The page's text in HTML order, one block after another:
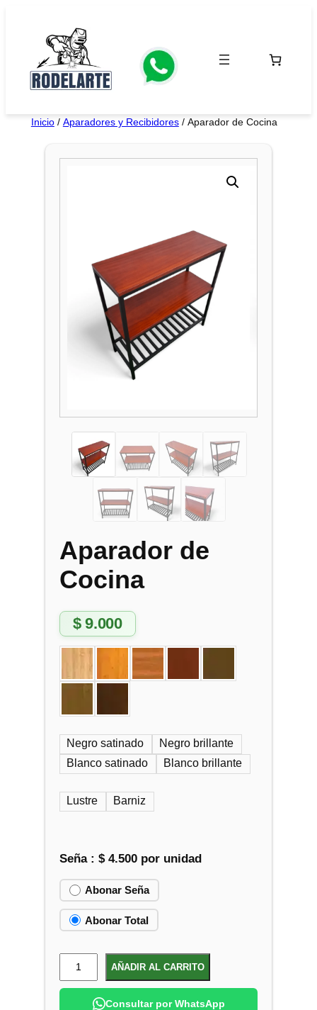
contenido
Inicio/ Aparadores y Recibidores/ Aparador de Cocina
Aparador de
Cocina
$9.000
Negro satinado
Negro brillante
Blanco satinado
Blanco brillante
Lustre Barniz
Seña : $4.500por unidad
Abonar Total
Abonar Seña
p
AÑADIR AL CARRITO
Consultar por WhatsApp